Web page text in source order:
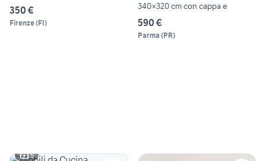
350 €
Firenze(FI)
340×320 cm con cappa e
590 €
Parma (PR)
5